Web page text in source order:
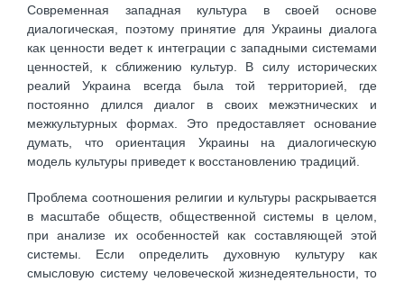
Современная западная культура в своей основе
диалогическая, поэтому принятие для Украины диалога
как ценности ведет к интеграции с западными системами
ценностей, к сближению культур. В силу исторических
реалий Украина всегда была той территорией, где
постоянно длился диалог в своих межэтнических и
межкультурных формах. Это предоставляет основание
думать, что ориентация Украины на диалогическую
модель культуры приведет к восстановлению традиций.
Проблема соотношения религии и культуры раскрывается
в масштабе обществ, общественной системы в целом,
при анализе их особенностей как составляющей этой
системы. Если определить духовную культуру как
смысловую систему человеческой жизнедеятельности, то